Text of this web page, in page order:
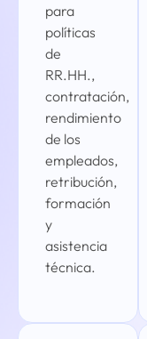
para
políticas
de
RR.HH.,
contratación,
rendimiento
de los
empleados,
retribución,
formación
y
asistencia
técnica.